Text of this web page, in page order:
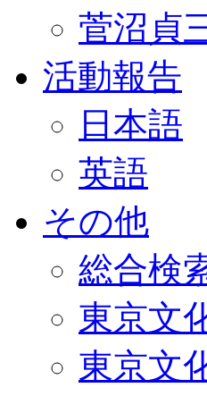
菅沼貞
活動報告
日本語
英語
その他
総合検
東京文
東京文